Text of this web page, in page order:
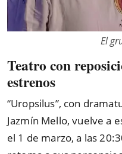
El
Teatro con
estrenos
“Uropsilus”, con
Jazmín Mello, vuelve a
el 1 de marzo, a las